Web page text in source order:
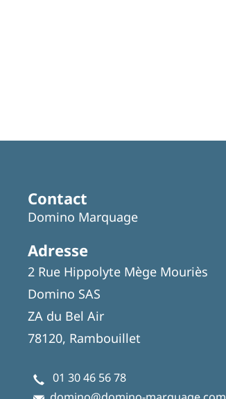
Contact
Domino Marquage
Adresse
2 Rue Hippolyte Mège Mouriès
Domino SAS
ZA du Bel Air
78120, Rambouillet
01 30 46 56 78